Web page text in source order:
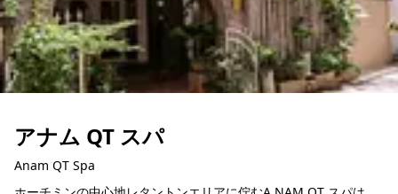
アナム QT スパ
Anam QT Spa